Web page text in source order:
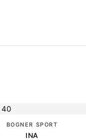
40
BOGNER SPORT
INA